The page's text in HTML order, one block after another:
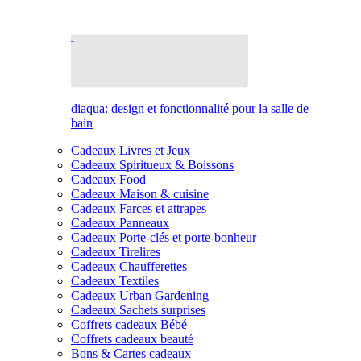
diaqua: design et fonctionnalité pour la salle de
bain
Cadeaux Livres et Jeux
Cadeaux Spiritueux & Boissons
Cadeaux Food
Cadeaux Maison & cuisine
Cadeaux Farces et attrapes
Cadeaux Panneaux
Cadeaux Porte-clés et porte-bonheur
Cadeaux Tirelires
Cadeaux Chaufferettes
Cadeaux Textiles
Cadeaux Urban Gardening
Cadeaux Sachets surprises
Coffrets cadeaux Bébé
Coffrets cadeaux beauté
Bons & Cartes cadeaux